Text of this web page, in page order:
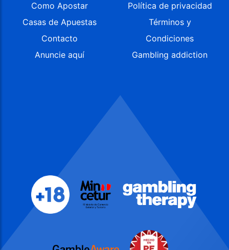
Como Apostar
Casas de Apuestas
Contacto
Anuncie aquí
Política de privacidad
Términos y
Condiciones
Gambling addiction